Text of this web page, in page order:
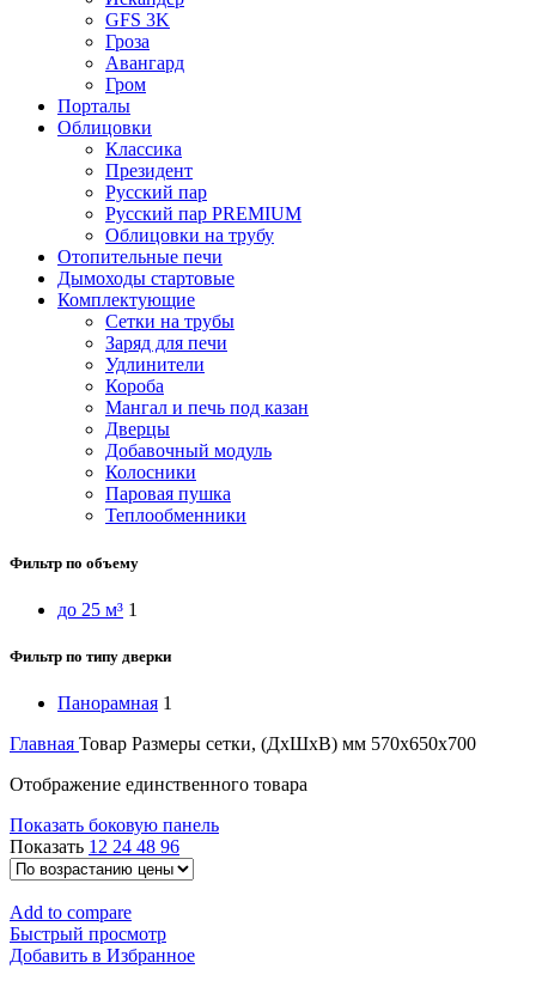
GFS 3K
Гроза
Авангард
Гром
Порталы
Облицовки
Классика
Президент
Русский пар
Русский пар PREMIUM
Облицовки на трубу
Отопительные печи
Дымоходы стартовые
Комплектующие
Сетки на трубы
Заряд для печи
Удлинители
Короба
Мангал и печь под казан
Дверцы
Добавочный модуль
Колосники
Паровая пушка
Теплообменники
Фильтр по объему
до 25 м³ 1
Фильтр по типу дверки
Панорамная 1
Главная Товар Размеры сетки, (ДхШхВ) мм 570x650x700
Отображение единственного товара
Показать боковую панель
Показать 12 24 48 96
Add to compare
Быстрый просмотр
Добавить в Избранное